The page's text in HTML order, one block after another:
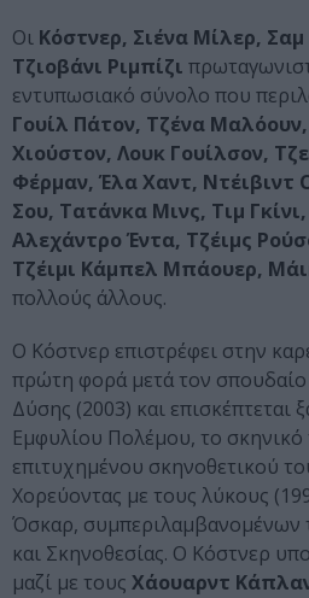
Οι Κόστνερ, Σιένα Μίλερ, Σαμ
Τζιοβάνι Ριμπίζι
εντυπωσιακό σύνολο που
Γουίλ Πάτον, Τζένα
Χιούστον, Λουκ Γουίλσον,
Φέρμαν, Έλα Χαντ, Ντέιβιντ
Σου, Τατάνκα Μινς, Τιμ
Αλεχάντρο Έντα, Τζέιμς
Τζέιμι Κάμπελ Μπάουερ,
πολλούς άλλους.
Ο Κόστνερ επιστρέφει στην
πρώτη φορά μετά τον
Δύσης (2003) και επισκέπτεται
Εμφυλίου Πολέμου, το
επιτυχημένου σκηνοθετικού
Χορεύοντας με τους λύκους
Όσκαρ, συμπεριλαμβανομένων
και Σκηνοθεσίας. Ο Κόστνερ
μαζί με τους Χάουαρντ